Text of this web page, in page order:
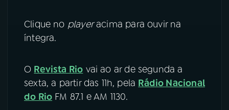
Clique no playeracima para ouvir na
íntegra.
O Revista Rio vai ao ar de segunda a
sexta, a partir das 11h, pela Rádio Nacional
do Rio FM 87.1 e AM 1130.